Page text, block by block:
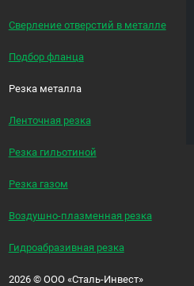
Сверление отверстий в металле
Подбор фланца
Резка металла
Ленточная резка
Резка гильотиной
Резка газом
Воздушно-плазменная резка
Гидроабразивная резка
2026 ©ООО «Сталь-Инвест»